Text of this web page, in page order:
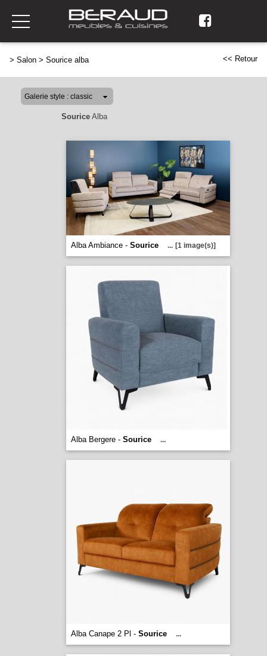
> Salon > Sourice alba << Retour
SouriceAlba
Alba Ambiance - Sourice ... [1 image(s)]
Alba Bergere - Sourice ...
Alba Canape 2 Pl - Sourice ...